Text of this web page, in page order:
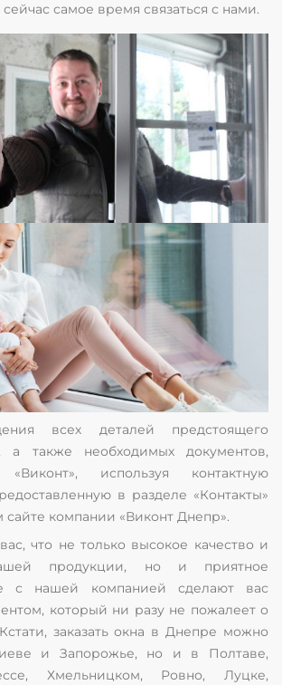
самое время связаться с нами.
всех деталей предстоящего
а также необходимых документов,
используя контактную
в разделе «Контакты»
компании «Виконт Днепр».
что не только высокое качество и
продукции, но и приятное
с нашей компанией сделают вас
который ни разу не пожалеет о
заказать окна в Днепре можно
и Запорожье, но и в Полтаве,
Хмельницком, Ровно, Луцке,